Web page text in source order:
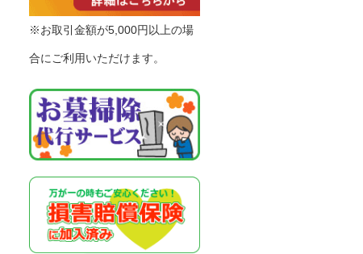
※お取引金額が5,000円以上の場
合にご利用いただけます。